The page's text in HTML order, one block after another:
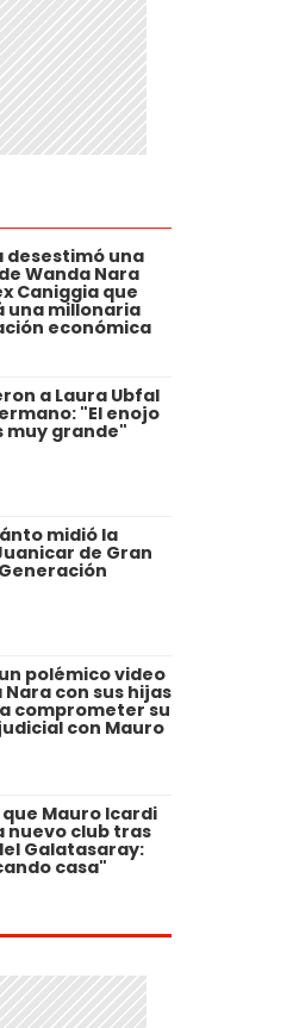
desestimó una
Wanda Nara
Caniggia que
una millonaria
económica
a Laura Ubfal
"El enojo
muy grande"
midió la
de Gran
polémico video
Nara con sus hijas
comprometer su
con Mauro
Mauro Icardi
nuevo club tras
Galatasaray:
casa"